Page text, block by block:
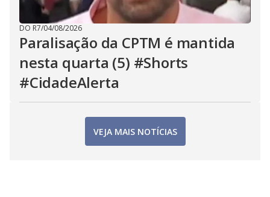
DO R7/04/08/2026
Paralisação da CPTM é mantida
nesta quarta (5) #Shorts
#CidadeAlerta
VEJA MAIS NOTÍCIAS